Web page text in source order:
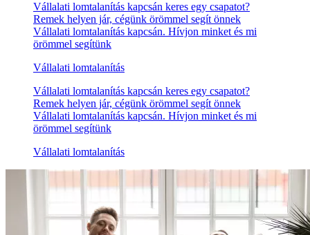
Vállalati lomtalanítás kapcsán keres egy csapatot?
Remek helyen jár, cégünk örömmel segít önnek
Vállalati lomtalanítás kapcsán. Hívjon minket és mi
örömmel segítünk
Vállalati lomtalanítás
Vállalati lomtalanítás kapcsán keres egy csapatot?
Remek helyen jár, cégünk örömmel segít önnek
Vállalati lomtalanítás kapcsán. Hívjon minket és mi
örömmel segítünk
Vállalati lomtalanítás